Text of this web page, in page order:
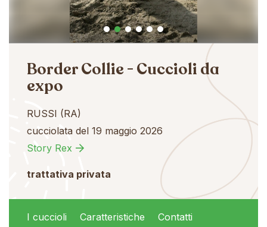
Border Collie - Cuccioli da
expo
RUSSI (RA)
cucciolata del 19 maggio 2026
Story Rex
trattativa privata
I cuccioli Caratteristiche Contatti